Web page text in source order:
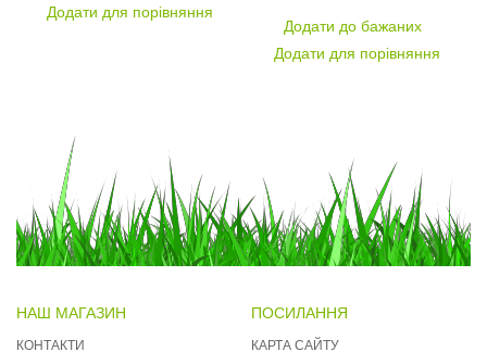
Додати для порівняння
Додати до бажаних
Додати для порівняння
НАШ МАГАЗИН
КОНТАКТИ
ПОСИЛАННЯ
КАРТА САЙТУ